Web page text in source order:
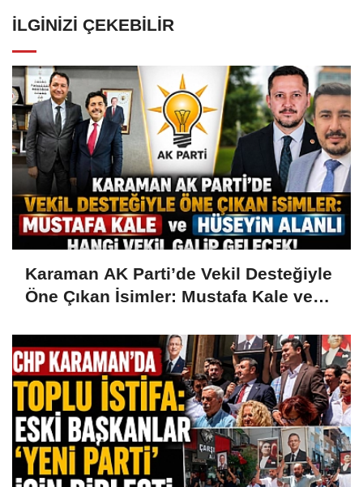
İLGINIZI ÇEKEBILIR
Karaman AK Parti’de Vekil Desteğiyle
Öne Çıkan İsimler: Mustafa Kale ve